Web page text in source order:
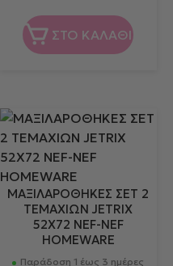
ΣΤΟ ΚΑΛΑΘΙ
ΜΑΞΙΛΑΡΟΘΗΚΕΣ ΣΕΤ 2
ΤΕΜΑΧΙΩΝ JETRIX
52X72 NEF-NEF
HOMEWARE
Παράδοση 1 έως 3 ημέρες